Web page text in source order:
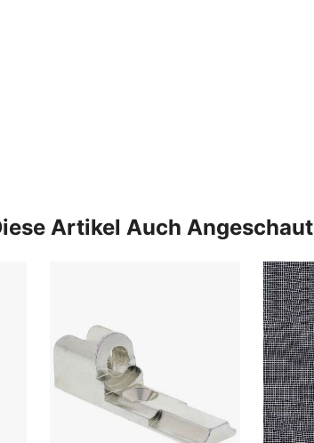
Artikel Auch Angeschaut